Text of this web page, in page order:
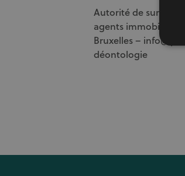
Autorité de
agents immobiliers,
Bruxelles – info@ipi.be
déontologie